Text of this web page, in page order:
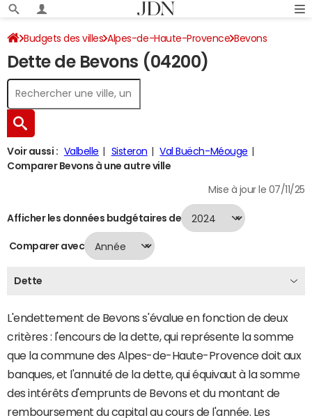
Budgets des villes Alpes-de-Haute-Provence Bevons
Dette au 31/12/2024
Dette de Bevons (04200)
Voir aussi : Valbelle Sisteron
Val Buëch-Méouge
Comparer Bevons à une autre ville
Mise à jour le 07/11/25
Afficher les données budgétaires de
Comparer avec
Dette
L'endettement de Bevons s'évalue en fonction de deux
critères : l'encours de la dette, qui représente la somme
que la commune des Alpes-de-Haute-Provence doit aux
banques, et l'annuité de la dette, qui équivaut à la somme
des intérêts d'emprunts de Bevons et du montant de
remboursement du capital au cours de l'année. Les